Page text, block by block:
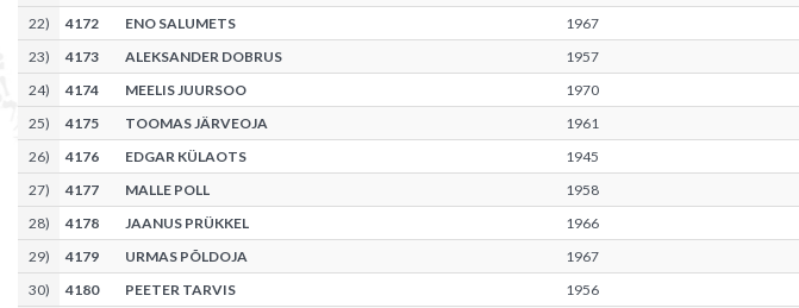
22) 4172 ENO SALUMETS 1967
23) 4173 ALEKSANDER DOBRUS 1957
24) 4174 MEELIS JUURSOO 1970
25) 4175 TOOMAS JÄRVEOJA 1961
26) 4176 EDGAR KÜLAOTS 1945
27) 4177 MALLE POLL 1958
28) 4178 JAANUS PRÜKKEL 1966
29) 4179 URMAS PÕLDOJA 1967
30) 4180 PEETER TARVIS 1956